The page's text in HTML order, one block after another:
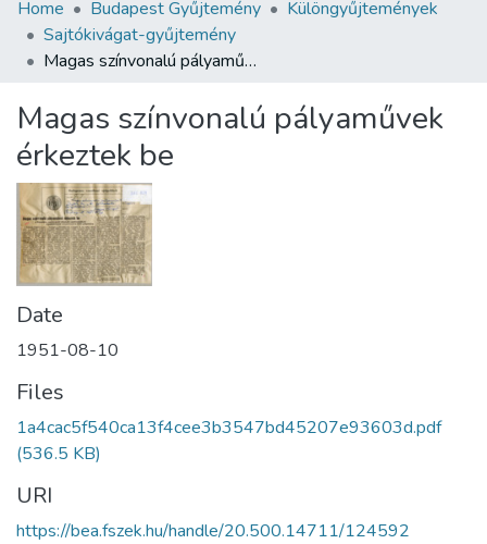
Communities & Collections
All of DSpace
About us
Home Budapest Gyűjtemény
Különgyűjtemények
Sajtókivágat-gyűjtemény
Magas színvonalú pályaművek érkeztek be
Magas színvonalú pályaművek
érkeztek be
Date
1951-08-10
Files
1a4cac5f540ca13f4cee3b3547bd45207e93603d.pdf
(536.5 KB)
URI
https://bea.fszek.hu/handle/20.500.14711/124592